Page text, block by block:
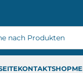
KONTAKTSHOP